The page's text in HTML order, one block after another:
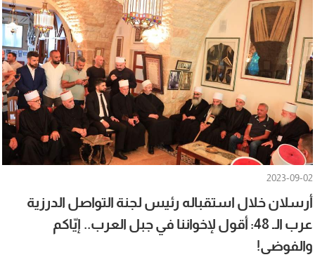
2023-09-02
أرسلان خلال استقباله رئيس لجنة التواصل الدرزية
عرب الـ 48: أقول لإخواننا في جبل العرب.. إيّاكم
والفوضى!